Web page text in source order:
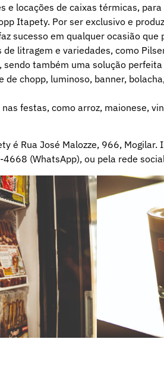
e locações de caixas térmicas,
Itapety. Por ser exclusivo e
sucesso em qualquer ocasião que
litragem e variedades, como
também uma solução
chopp, luminoso, banner,
festas, como arroz, maionese,
é Rua José Malozze, 966,
(WhatsApp), ou pela rede